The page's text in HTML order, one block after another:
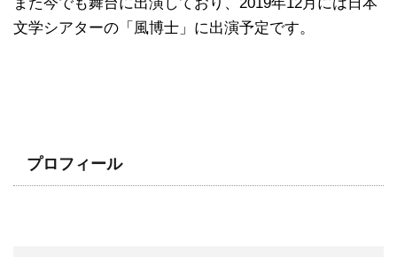
文学シアターの「風博士」に出演予定です。
プロフィール